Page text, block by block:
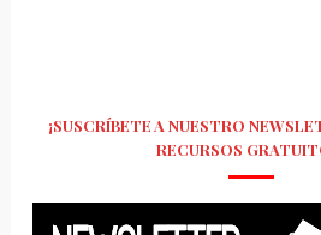
¡SUSCRÍBETE A NUESTRO
RECURSOS